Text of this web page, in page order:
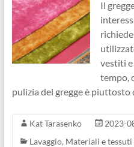
Il
vestiti
tempo,
pulizia del gregge è
Kat Tarasenko
2023-
Lavaggio, Materiali e tessuti